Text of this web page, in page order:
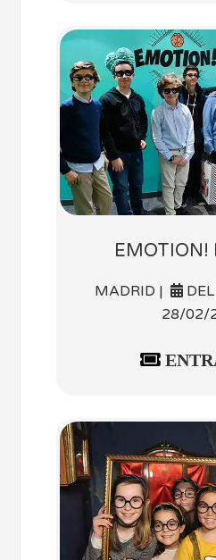
EMOTION!
MADRID |
28/02/